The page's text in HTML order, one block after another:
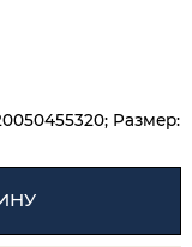
Размер: